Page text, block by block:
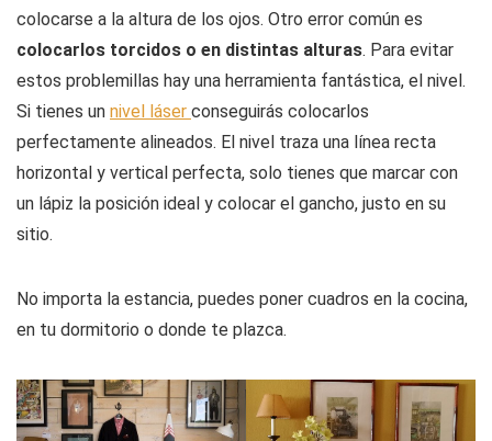
colocarse a la altura de los ojos. Otro error común es
colocarlos torcidos o en distintas alturas. Para evitar
estos problemillas hay una herramienta fantástica, el nivel.
Si tienes un nivel láser conseguirás colocarlos
perfectamente alineados. El nivel traza una línea recta
horizontal y vertical perfecta, solo tienes que marcar con
un lápiz la posición ideal y colocar el gancho, justo en su
sitio.
No importa la estancia, puedes poner cuadros en la cocina,
en tu dormitorio o donde te plazca.